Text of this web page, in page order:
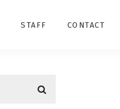
STAFF CONTACT